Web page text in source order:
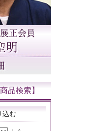
品検索】
込む